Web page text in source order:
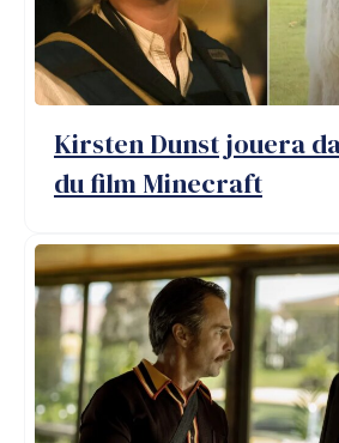
Kirsten Dunst jouera
du film Minecraft